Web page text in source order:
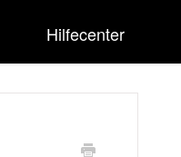
Hilfecenter